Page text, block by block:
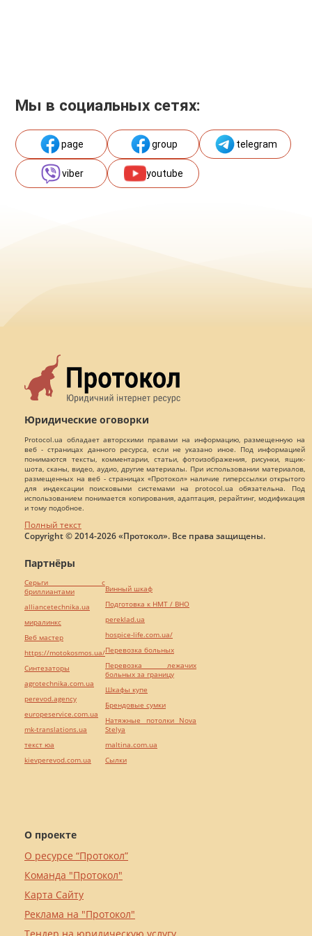
Мы в социальных сетях:
page group telegram
viber youtube
Юридические оговорки
Protocol.ua обладает авторскими правами на информацию, размещенную на
веб - страницах данного ресурса, если не указано иное. Под информацией
понимаются тексты, комментарии, статьи, фотоизображения, рисунки, ящик-
шота, сканы, видео, аудио, другие материалы. При использовании материалов,
размещенных на веб - страницах «Протокол» наличие гиперссылки открытого
для индексации поисковыми системами на protocol.ua обязательна. Под
использованием понимается копирования, адаптация, рерайтинг, модификация
и тому подобное.
Полный текст
Copyright © 2014-2026 «Протокол». Все права защищены.
О проекте
О ресурсе “Протокол”
Команда "Протокол"
Карта Сайту
Реклама на "Протокол"
Партнёры
Серьги с
бриллиантами
alliancetechnika.ua
миралинкс
Веб мастер
https://motokosmos.ua/
Синтезаторы
agrotechnika.com.ua
perevod.agency
europeservice.com.ua
mk-translations.ua
текст юа
kievperevod.com.ua
Винный шкаф
Подготовка к НМТ / ВНО
pereklad.ua
hospice-life.com.ua/
Перевозка больных
Перевозка лежачих
больных за границу
Шкафы купе
Брендовые сумки
Натяжные потолки Nova
Stelya
maltina.com.ua
Cылки